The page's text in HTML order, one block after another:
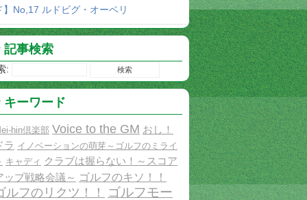
】No,17 ルドビグ・オーベリ
記事検索
:
キーワード
hin倶楽部 Voice to the GM おし！
ラ イノベーションの萌芽～ゴルフのミライ
キャディ クラブは握らない！～スコア
ップ戦略会議～ ゴルフのキソ！！
ルフのリクツ！！
ゴルフモー